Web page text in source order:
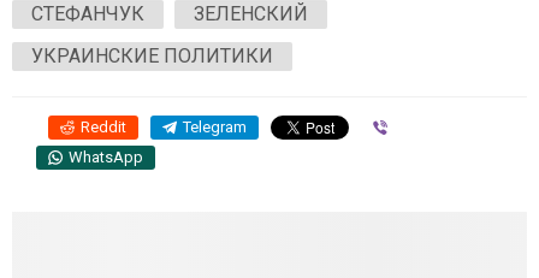
СТЕФАНЧУК
ЗЕЛЕНСКИЙ
УКРАИНСКИЕ ПОЛИТИКИ
Reddit Telegram
WhatsApp